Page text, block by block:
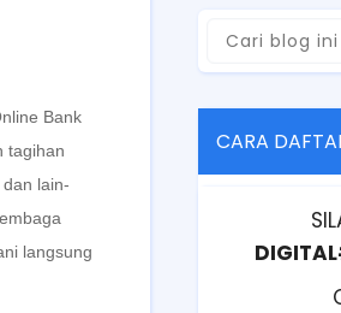
Bank
tagihan
lain-
langsung
CARA